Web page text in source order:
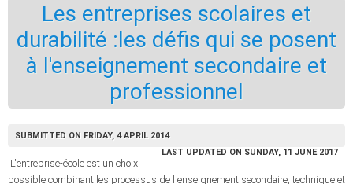
Les entreprises scolaires et
durabilité :les défis qui se posent
à l'enseignement secondaire et
professionnel
SUBMITTED ON FRIDAY, 4 APRIL 2014
LAST UPDATED ON SUNDAY, 11 JUNE 2017
.L'entreprise-école est un choix
possible combinant les processus de l'enseignement secondaire, technique et